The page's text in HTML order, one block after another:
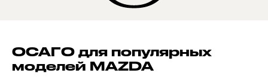
ОСАГО для популярных
моделей MAZDA